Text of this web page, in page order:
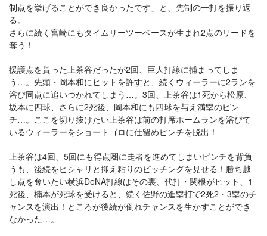
制点を挙げることができ良かったです」と、先制の一打を振り返
る。
さらに続く宮崎にもタイムリーツーベースが生まれ2点のリードを
奪う！
援護点を貰った上茶谷だったが2回、巨人打線に捕まってしま
う…。先頭・岡本和にヒットを許すと、続くウィーラーに2ランを
浴び同点に追いつかれてしまう…。3回、上茶谷は1死から松原、
坂本に四球、さらに2死後、岡本和にも四球を与え満塁のピン
チ…。ここを切り抜けたい上茶谷は前の打席ホームランを浴びて
いるウィーラーをショートゴロに仕留めピンチを脱出！
上茶谷は4回、5回にも得点圏に走者を進めてしまいピンチを背負
うも、後続をピシャリと抑え粘りのピッチングを見せる！勝ち越
し点を奪いたい横浜DeNA打線はその裏、代打・関根がヒット、1
死後、楠本が死球を受けると、続く佐野の進塁打で2死2・3塁のチ
ャンスを演出！ところが後続が倒れチャンスを生かすことができ
なかった…。